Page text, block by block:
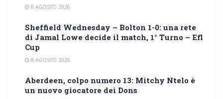
8 AGOSTO 2026
Sheffield Wednesday – Bolton 1-0: una rete
di Jamal Lowe decide il match, 1° Turno – Efl
Cup
8 AGOSTO 2026
Aberdeen, colpo numero 13: Mitchy Ntelo è
un nuovo giocatore dei Dons